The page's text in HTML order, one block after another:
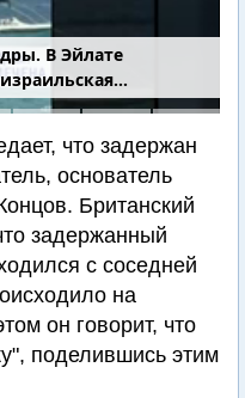
В Эйлате
лодка
что задержан
основатель
Британский
задержанный
с соседней
на
он говорит, что
поделившись этим